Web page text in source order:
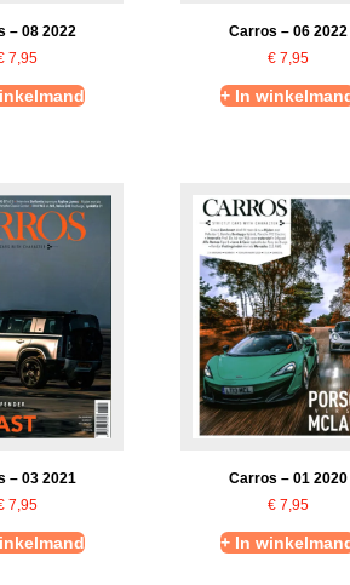
– 08 2022
7,95
Carros – 06 2022
€7,95
+ In
– 03 2021
7,95
Carros – 01 2020
€7,95
+ In